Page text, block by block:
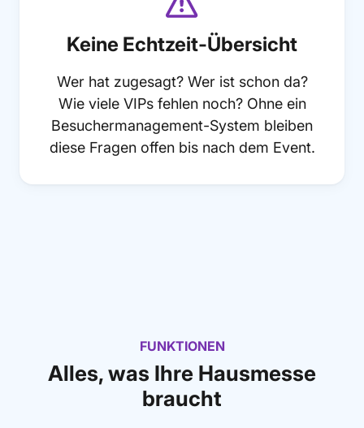
Keine Echtzeit-Übersicht
Wer hat zugesagt? Wer ist schon da?
Wie viele VIPs fehlen noch? Ohne ein
Besuchermanagement-System bleiben
diese Fragen offen bis nach dem Event.
FUNKTIONEN
Alles, was Ihre Hausmesse
braucht